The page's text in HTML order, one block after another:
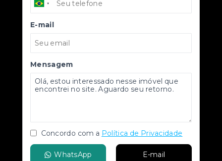
E-mail
Mensagem
Concordo com a Política de Privacidade
WhatsApp E-mail